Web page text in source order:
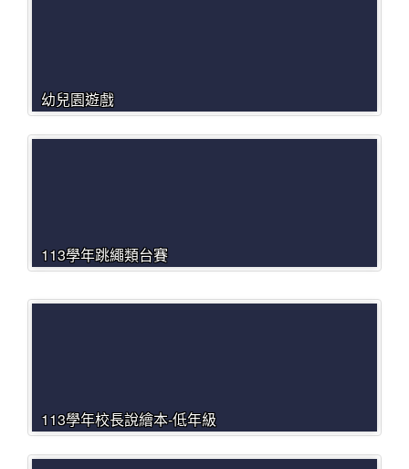
幼兒園遊戲
113學年跳繩類台賽
113學年校長說繪本-低年級